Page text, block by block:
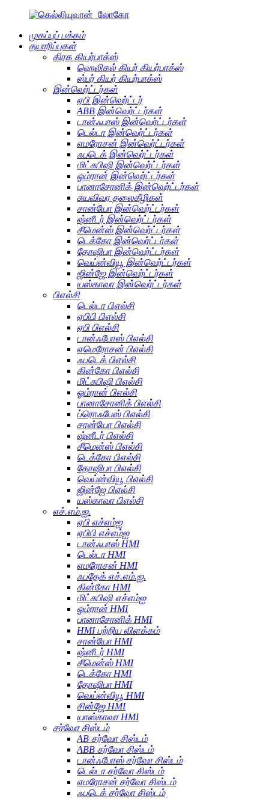
முகப்புப் பக்கம்
தயாரிப்புகள்
கிரக கியர்பாக்ஸ்
ஹெலிகல் கியர் கியர்பாக்ஸ்
ஸ்பர் கியர் கியர்பாக்ஸ்
இன்வெர்ட்டர்கள்
ஏபி இன்வெர்ட்டர்
ABB இன்வெர்ட்டர்கள்
டான்ஃபாஸ் இன்வெர்ட்டர்கள்
டெல்டா இன்வெர்ட்டர்கள்
எமரோசன் இன்வெர்ட்டர்கள்
ஃபடெக் இன்வெர்ட்டர்கள்
மிட்சுபிஷி இன்வெர்ட்டர்கள்
ஓம்ரான் இன்வெர்ட்டர்கள்
பானாசோனிக் இன்வெர்ட்டர்கள்
சுயவிவர தலைகீழிகள்
சான்யோ இன்வெர்ட்டர்கள்
ஷ்னீடர் இன்வெர்ட்டர்கள்
சீமென்ஸ் இன்வெர்ட்டர்கள்
டெக்கோ இன்வெர்ட்டர்கள்
தோஷிபா இன்வெர்ட்டர்கள்
வெய்ன்வியூ இன்வெர்ட்டர்கள்
ஜின்ஜே இன்வெர்ட்டர்கள்
யஸ்காவா இன்வெர்ட்டர்கள்
பிஎல்சி
டெல்டா பிஎல்சி
ஏபிபி பிஎல்சி
ஏபி பிஎல்சி
டான்ஃபோஸ் பிஎல்சி
எமெரோசன் பிஎல்சி
ஃபடெக் பிஎல்சி
கின்கோ பிஎல்சி
மிட்சுபிஷி பிஎல்சி
ஓம்ரான் பிஎல்சி
பானாசோனிக் பிஎல்சி
ப்ரொஃபேஸ் பிஎல்சி
சான்யோ பிஎல்சி
ஷ்னீடர் பிஎல்சி
சீமென்ஸ் பிஎல்சி
டெக்கோ பிஎல்சி
தோஷிபா பிஎல்சி
வெய்ன்வியூ பிஎல்சி
ஜின்ஜே பிஎல்சி
யஸ்காவா பிஎல்சி
எச்.எம்.ஐ.
ஏபி எச்எம்ஐ
ஏபிபி எச்எம்ஐ
டான்ஃபாஸ் HMI
டெல்டா HMI
எமரோசன் HMI
ஃபதேக் எச்.எம்.ஐ.
கின்கோ HMI
மிட்சுபிஷி எச்எம்ஐ
ஓம்ரான் HMI
பானாசோனிக் HMI
HMI பற்றிய விளக்கம்
சான்யோ HMI
ஷ்னீடர் HMI
சீமென்ஸ் HMI
டெக்கோ HMI
தோஷிபா HMI
வெய்ன்வியூ HMI
சின்ஜே HMI
யாஸ்காவா HMI
சர்வோ சிஸ்டம்
AB சர்வோ சிஸ்டம்
ABB சர்வோ சிஸ்டம்
டான்ஃபோஸ் சர்வோ சிஸ்டம்
டெல்டா சர்வோ சிஸ்டம்
எமரோசன் சர்வோ சிஸ்டம்
ஃபடெக் சர்வோ சிஸ்டம்